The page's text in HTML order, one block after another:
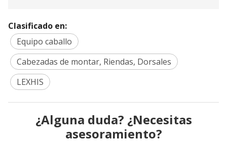
Clasificado en:
Equipo caballo
Cabezadas de montar, Riendas, Dorsales
LEXHIS
¿Alguna duda? ¿Necesitas
asesoramiento?